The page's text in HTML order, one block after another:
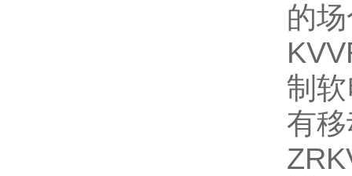
的
制
有